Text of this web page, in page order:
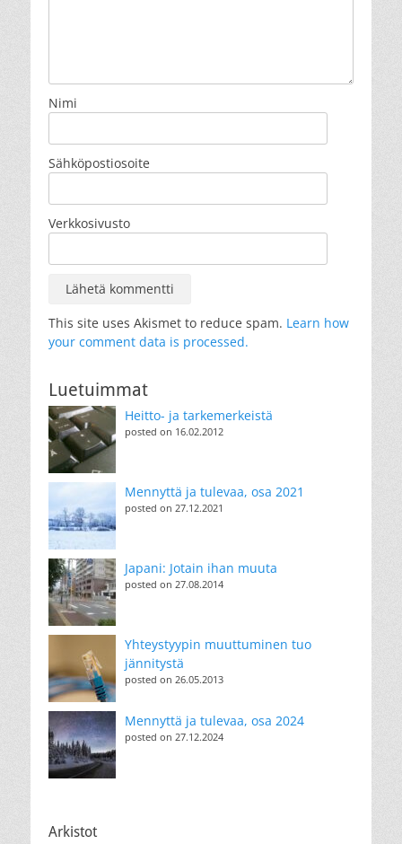
Nimi
Sähköpostiosoite
Verkkosivusto
This site uses Akismet to reduce spam. Learn how
your comment data is processed.
Luetuimmat
Heitto- ja tarkemerkeistä
posted on 16.02.2012
Mennyttä ja tulevaa, osa 2021
posted on 27.12.2021
Japani: Jotain ihan muuta
posted on 27.08.2014
Yhteystyypin muuttuminen tuo
jännitystä
posted on 26.05.2013
Mennyttä ja tulevaa, osa 2024
posted on 27.12.2024
Arkistot